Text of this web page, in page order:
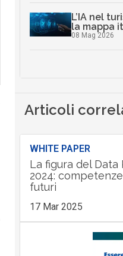
L’IA nel
la mappa
08 Mag 2026
Articoli
WHITE PAPER
La figura del
2024:
futuri
17 Mar 2025